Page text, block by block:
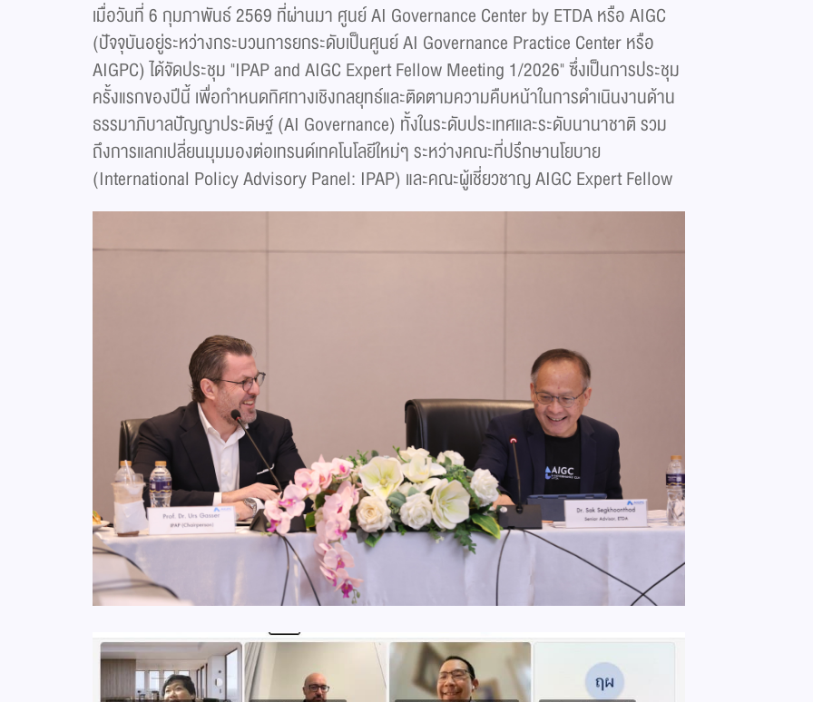
เมื่อวันที่ 6 กุมภาพันธ์ 2569 ที่ผ่านมา ศูนย์ AI Governance Center by ETDA หรือ AIGC
(ปัจจุบันอยู่ระหว่างกระบวนการยกระดับเป็นศูนย์ AI Governance Practice Center หรือ
AIGPC) ได้จัดประชุม "IPAP and AIGC Expert Fellow Meeting 1/2026" ซึ่งเป็นการประชุม
ครั้งแรกของปีนี้ เพื่อกำหนดทิศทางเชิงกลยุทธ์และติดตามความคืบหน้าในการดำเนินงานด้าน
ธรรมาภิบาลปัญญาประดิษฐ์ (AI Governance) ทั้งในระดับประเทศและระดับนานาชาติ รวม
ถึงการแลกเปลี่ยนมุมมองต่อเทรนด์เทคโนโลยีใหม่ๆ ระหว่างคณะที่ปรึกษานโยบาย
(International Policy Advisory Panel: IPAP) และคณะผู้เชี่ยวชาญ AIGC Expert Fellow